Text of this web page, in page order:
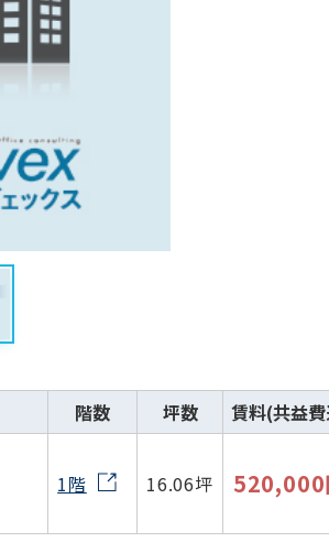
階数 坪数 賃料(共益
1階 16.06坪 520,000